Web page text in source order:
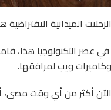
الرحلات الميدانية
في عصر التكنولوجيا هذا،
وكاميرات ويب لمرافقها.
الآن أكثر من أي وقت مضى،